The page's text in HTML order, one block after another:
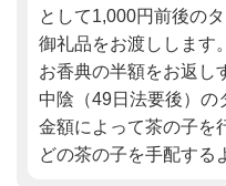
として1,000円前後の
御礼品をお渡しします。
お香典の半額をお返し
中陰（49日法要後）の
金額によって茶の子を
どの茶の子を手配する